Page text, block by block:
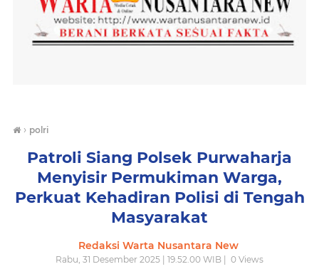
› polri
Patroli Siang Polsek Purwaharja
Menyisir Permukiman Warga,
Perkuat Kehadiran Polisi di Tengah
Masyarakat
Redaksi Warta Nusantara New
Rabu, 31 Desember 2025 | 19.52.00 WIB | 0 Views